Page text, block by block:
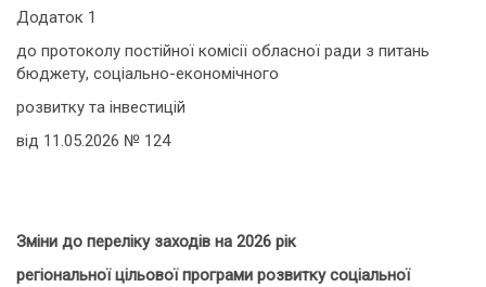
Додаток 1
до протоколу постійної комісії обласної ради з питань
бюджету, соціально-економічного
розвитку та інвестицій
від 11.05.2026 № 124
Зміни до переліку заходів на 2026 рік
регіональної цільової програми розвитку соціальної